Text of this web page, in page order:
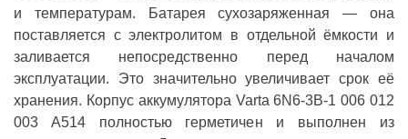
и температурам. Батарея сухозаряженная — она
поставляется с электролитом в отдельной ёмкости и
заливается непосредственно перед началом
эксплуатации. Это значительно увеличивает срок её
хранения. Корпус аккумулятора Varta 6N6-3B-1 006 012
003 A514 полностью герметичен и выполнен из